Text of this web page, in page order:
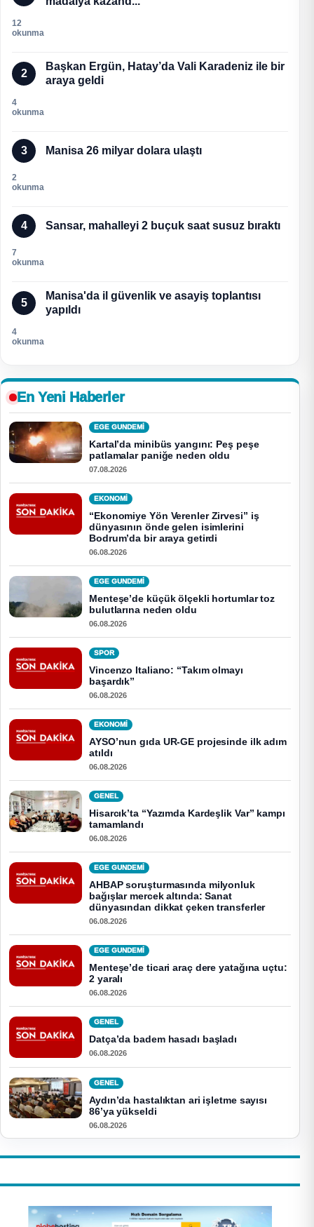
12
okunma
2
Başkan Ergün, Hatay’da Vali Karadeniz ile bir
araya geldi
4
okunma
3 Manisa 26 milyar dolara ulaştı
2
okunma
4 Sansar, mahalleyi 2 buçuk saat susuz bıraktı
7
okunma
5
Manisa'da il güvenlik ve asayiş toplantısı
yapıldı
4
okunma
En Yeni Haberler
EGE GUNDEMİ
Kartal’da minibüs yangını: Peş peşe
patlamalar paniğe neden oldu
07.08.2026
EKONOMI
“Ekonomiye Yön Verenler Zirvesi” iş
dünyasının önde gelen isimlerini
Bodrum’da bir araya getirdi
06.08.2026
EGE GUNDEMİ
Menteşe’de küçük ölçekli hortumlar toz
bulutlarına neden oldu
06.08.2026
SPOR
Vincenzo Italiano: “Takım olmayı
başardık”
06.08.2026
EKONOMI
AYSO’nun gıda UR-GE projesinde ilk adım
atıldı
06.08.2026
GENEL
Hisarcık’ta “Yazımda Kardeşlik Var” kampı
tamamlandı
06.08.2026
EGE GUNDEMİ
AHBAP soruşturmasında milyonluk
bağışlar mercek altında: Sanat
dünyasından dikkat çeken transferler
06.08.2026
EGE GUNDEMİ
Menteşe’de ticari araç dere yatağına uçtu:
2 yaralı
06.08.2026
GENEL
Datça’da badem hasadı başladı
06.08.2026
GENEL
Aydın’da hastalıktan ari işletme sayısı
86’ya yükseldi
06.08.2026